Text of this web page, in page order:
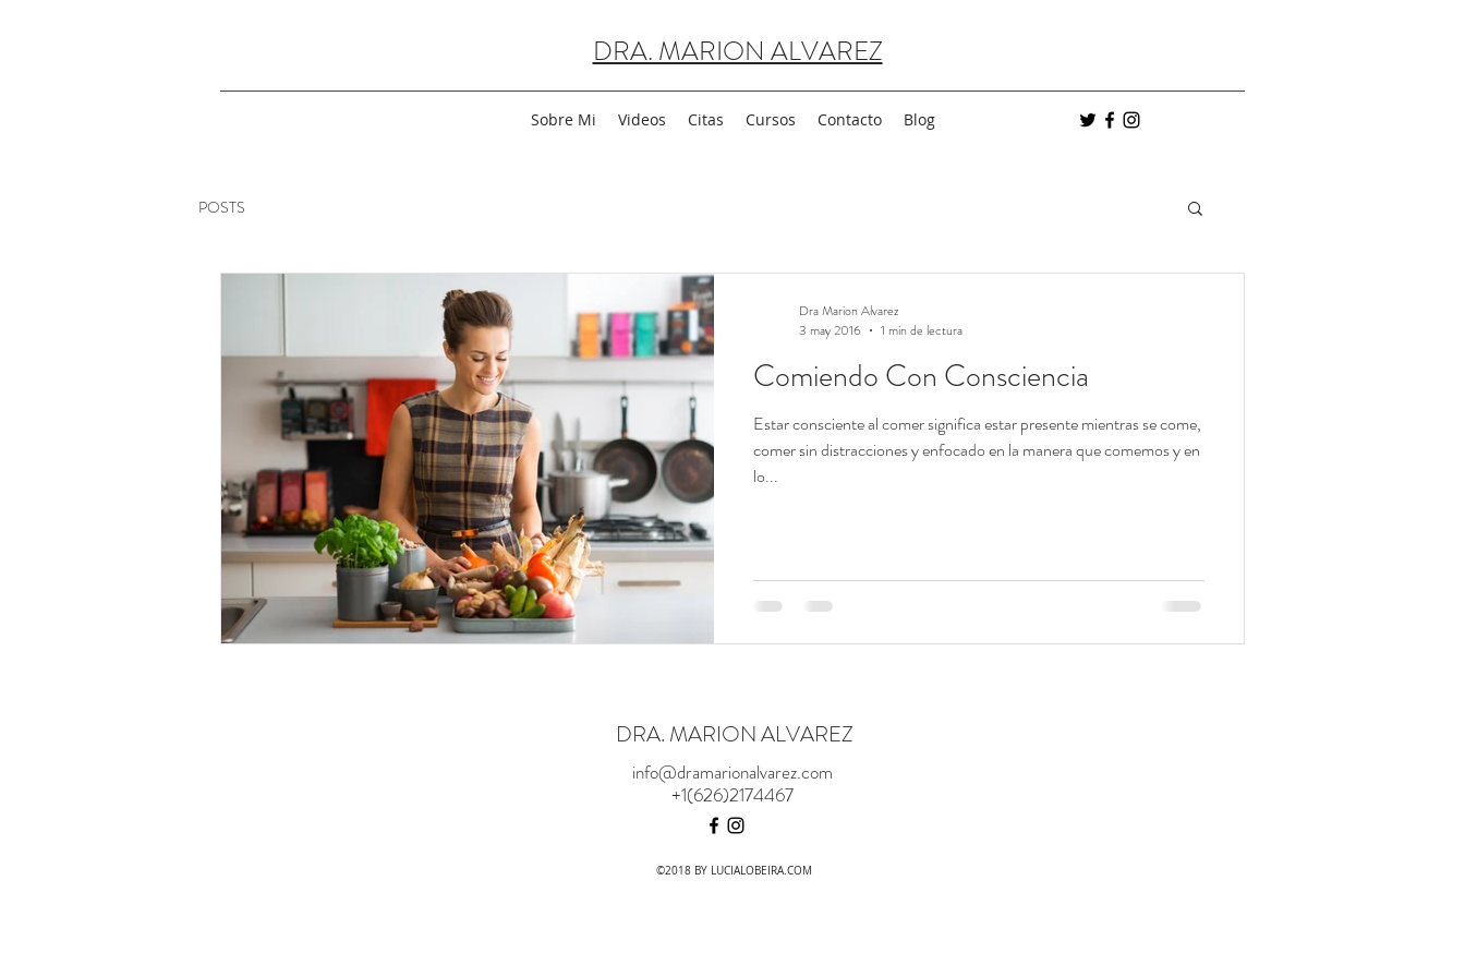
DRA. MARION ALVAREZ
Sobre Mi Videos Citas Cursos Contacto Blog
POSTS
Comiendo Con Consciencia
Estar consciente al comer significa estar presente mientras se come,
comer sin distracciones y enfocado en la manera que comemos y en
lo...
Dra Marion Alvarez
3 may 2016
1 min de lectura
DRA. MARION ALVAREZ
info@dramarionalvarez.com
+1(626)2174467
©2018 BY LUCIALOBEIRA.COM